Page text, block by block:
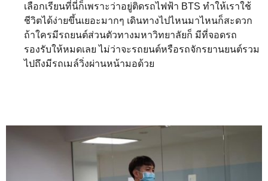
เลือกเรียนที่นี่ก็เพราะว่าอยู่ติดรถไฟฟ้า BTS ทำให้เราใช้
ชีวิตได้ง่ายขึ้นเยอะมากๆ เดินทางไปไหนมาไหนก็สะดวก
ถ้าใครมีรถยนต์ส่วนตัวทางมหาวิทยาลัยก็ มีที่จอดรถ
รองรับให้หมดเลย ไม่ว่าจะรถยนต์หรือรถจักรยานยนต์รวม
ไปถึงมีรถเมล์วิ่งผ่านหน้ามอด้วย